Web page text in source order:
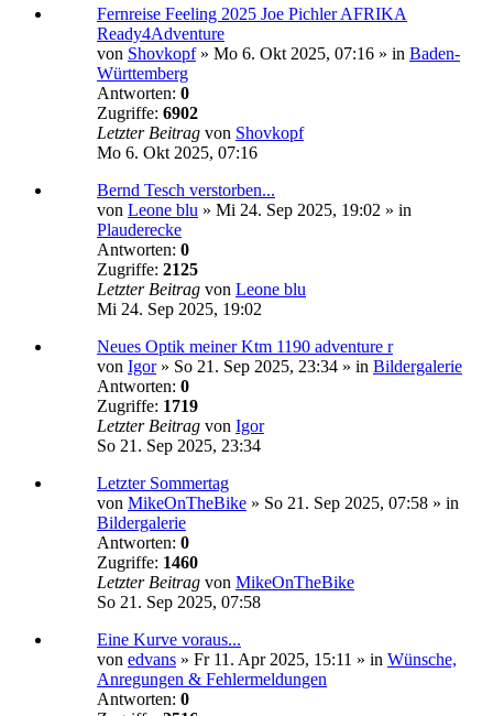
Fernreise Feeling 2025 Joe Pichler AFRIKA
Ready4Adventure
von Shovkopf» Mo 6. Okt 2025, 07:16 » in Baden-
Württemberg
Antworten: 0
Zugriffe: 6902
Letzter Beitrag von Shovkopf
Mo 6. Okt 2025, 07:16
Bernd Tesch verstorben...
von Leone blu » Mi 24. Sep 2025, 19:02 » in
Plauderecke
Antworten: 0
Zugriffe: 2125
Letzter Beitrag von Leone blu
Mi 24. Sep 2025, 19:02
Neues Optik meiner Ktm 1190 adventure r
von Igor» So 21. Sep 2025, 23:34 » in Bildergalerie
Antworten: 0
Zugriffe: 1719
Letzter Beitrag von Igor
So 21. Sep 2025, 23:34
Letzter Sommertag
von MikeOnTheBike » So 21. Sep 2025, 07:58 » in
Bildergalerie
Antworten: 0
Zugriffe: 1460
Letzter Beitrag von MikeOnTheBike
So 21. Sep 2025, 07:58
Eine Kurve voraus...
von edvans » Fr 11. Apr 2025, 15:11 » in Wünsche,
Anregungen & Fehlermeldungen
Antworten: 0